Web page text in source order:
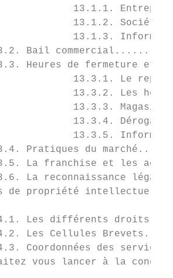
13.1.1.
13.1.2.
13.1.3.
Bail
Heures de fermeture et
13.3.1. Le
13.3.2. Les
13.3.3.
13.3.4.
13.3.5.
Pratiques du
La franchise et les
La reconnaissance
de propriété
Les différents droits
Les Cellules
Coordonnées des
vous lancer à la